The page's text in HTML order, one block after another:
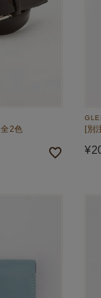
2色 [別
¥